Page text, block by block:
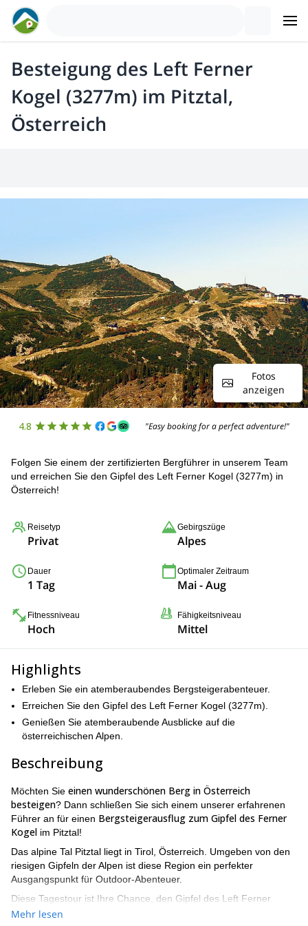
Besteigung des Left Ferner
Kogel (3277m) im Pitztal,
Österreich
Fotos
anzeigen
4.8 "Easy booking for a perfect adventure!"
Folgen Sie einem der zertifizierten Bergführer in unserem Team
und erreichen Sie den Gipfel des Left Ferner Kogel (3277m) in
Österreich!
Reisetyp
Privat
Gebirgszüge
Alpes
Dauer
1 Tag
Optimaler Zeitraum
Mai - Aug
Fitnessniveau
Hoch
Fähigkeitsniveau
Mittel
Highlights
Erleben Sie ein atemberaubendes Bergsteigerabenteuer.
Erreichen Sie den Gipfel des Left Ferner Kogel (3277m).
Genießen Sie atemberaubende Ausblicke auf die
österreichischen Alpen.
Beschreibung
Möchten Sie einen wunderschönen Berg in Österreich
besteigen? Dann schließen Sie sich einem unserer erfahrenen
Führer an für einen Bergsteigerausflug zum Gipfel des Ferner
Kogel im Pitztal!
Das alpine Tal Pitztal liegt in Tirol, Österreich. Umgeben von den
riesigen Gipfeln der Alpen ist diese Region ein perfekter
Ausgangspunkt für Outdoor-Abenteuer.
Diese Tagestour ist Ihre Chance, den Gipfel des Left Ferner
Kogel (3277m) zu erreichen,
Mehr lesen